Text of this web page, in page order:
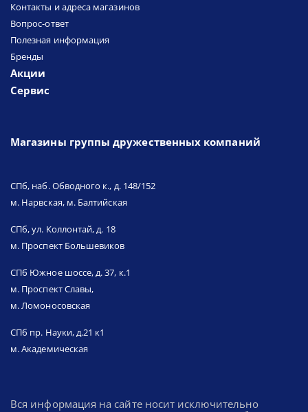
Контакты и адреса магазинов
Вопрос-ответ
Полезная информация
Бренды
Акции
Сервис
Магазины группы дружественных компаний
СПб, наб. Обводного к., д. 148/152
м. Нарвская, м. Балтийская
СПб, ул. Коллонтай, д. 18
м. Проспект Большевиков
СПб Южное шоссе, д. 37, к.1
м. Проспект Славы,
м. Ломоносовская
СПб пр. Науки, д.21 к1
м. Академическая
Вся информация на сайте носит исключительно